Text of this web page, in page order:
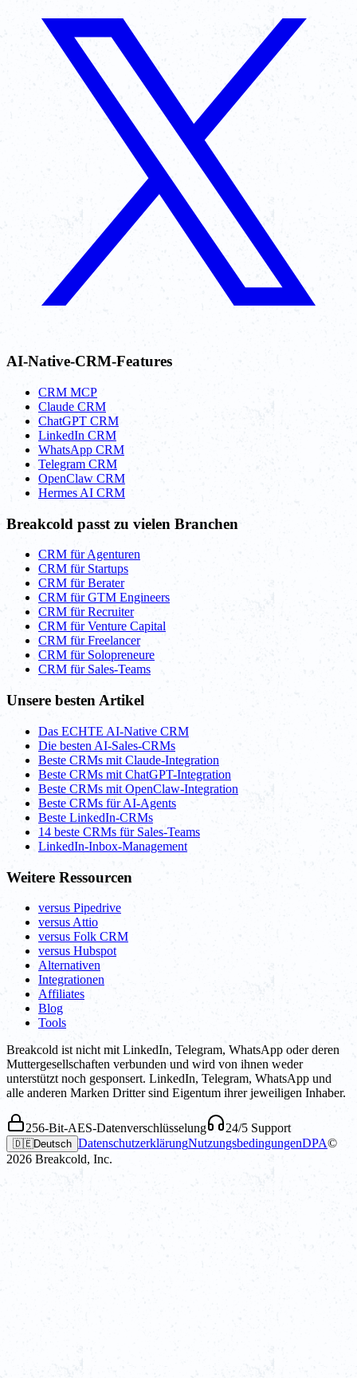
AI-Native-CRM-Features
CRM MCP
Claude CRM
ChatGPT CRM
LinkedIn CRM
WhatsApp CRM
Telegram CRM
OpenClaw CRM
Hermes AI CRM
Breakcold passt zu vielen Branchen
CRM für Agenturen
CRM für Startups
CRM für Berater
CRM für GTM Engineers
CRM für Recruiter
CRM für Venture Capital
CRM für Freelancer
CRM für Solopreneure
CRM für Sales-Teams
Unsere besten Artikel
Das ECHTE AI-Native CRM
Die besten AI-Sales-CRMs
Beste CRMs mit Claude-Integration
Beste CRMs mit ChatGPT-Integration
Beste CRMs mit OpenClaw-Integration
Beste CRMs für AI-Agents
Beste LinkedIn-CRMs
14 beste CRMs für Sales-Teams
LinkedIn-Inbox-Management
Weitere Ressourcen
versus Pipedrive
versus Attio
versus Folk CRM
versus Hubspot
Alternativen
Integrationen
Affiliates
Blog
Tools
Breakcold ist nicht mit LinkedIn, Telegram, WhatsApp oder deren
Muttergesellschaften verbunden und wird von ihnen weder
unterstützt noch gesponsert. LinkedIn, Telegram, WhatsApp und
alle anderen Marken Dritter sind Eigentum ihrer jeweiligen Inhaber.
256-Bit-AES-Datenverschlüsselung 24/5 Support
🇩🇪Deutsch DatenschutzerklärungNutzungsbedingungenDPA©
2026 Breakcold, Inc.